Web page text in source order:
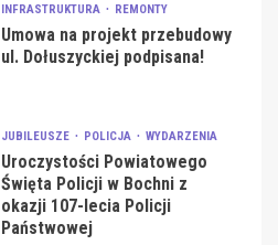
INFRASTRUKTURA REMONTY
Umowa na projekt przebudowy
ul. Dołuszyckiej podpisana!
JUBILEUSZE POLICJA WYDARZENIA
Uroczystości Powiatowego
Święta Policji w Bochni z
okazji 107-lecia Policji
Państwowej